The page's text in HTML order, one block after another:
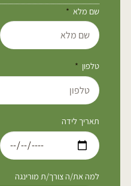
שם מלא
טלפון
תאריך לידה
למה את/ה צורך/ת מורינגה